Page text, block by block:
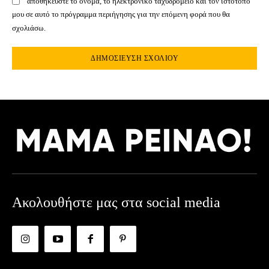
μου σε αυτό το πρόγραμμα περιήγησης για την επόμενη φορά που θα
σχολιάσω.
Ακολουθήστε μας στα social media